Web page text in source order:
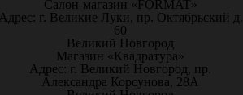
Салон-магазин «FORMAT»
г. Великие Луки, пр. Октябрьский д.
60
Великий Новгород
Магазин «Квадратура»
Адрес: г. Великий Новгород, пр.
Александра Корсунова, 28А